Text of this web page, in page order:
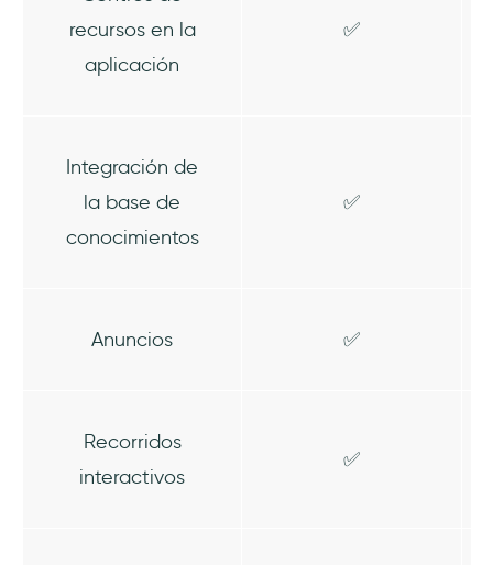
recursos en la
aplicación
✅
Integración de
la base de
conocimientos
✅
Anuncios ✅
Recorridos
interactivos
✅